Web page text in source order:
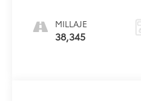
MILLAJE
38,345